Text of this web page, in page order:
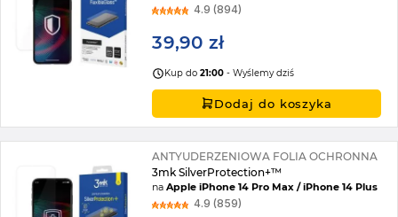
4.9 (894)
39,90 zł
Kup do21:00 - Wyślemy dziś
Dodaj do koszyka
ANTYUDERZENIOWA FOLIA OCHRONNA
3mk SilverProtection+™
naApple iPhone 14 Pro Max / iPhone 14 Plus
4.9 (859)